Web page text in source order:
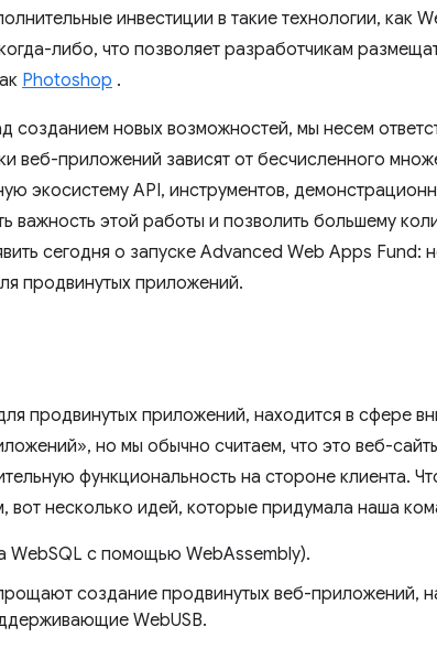
инвестиции в такие технологии, как
либо, что позволяет разработчикам
Photoshop .
новых возможностей, мы несем
веб-приложений зависят от бесчисленного
экосистему API, инструментов,
важность этой работы и позволить большему
сегодня о запуске Advanced Web Apps Fund:
продвинутых приложений.
продвинутых приложений, находится в сфере
но мы обычно считаем, что это веб-
функциональность на стороне клиента.
несколько идей, которые придумала наша
WebSQL с помощью WebAssembly).
создание продвинутых веб-приложений,
WebUSB.